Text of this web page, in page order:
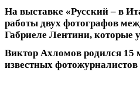
На выставке «Русский – в
работы двух фотографов
Габриеле Лентини, которые
Виктор Ахломов родился 15
известных фотожурналистов